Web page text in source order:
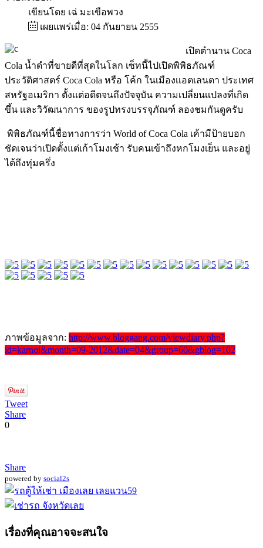
เขียนโดย เฉ่ มะเขือพวง
เผยแพร่เมื่อ: 04 กันยายน 2555
เปิดตำนาน Coca
Cola น้ำดำที่ขายดีที่สุดในโลก เซ็ทนี้ไปเปิดพิพิธภัณฑ์
ประวัติศาสตร์ Coca Cola หรือ โค้ก ในเมืองเเอตเลนตา ประเทศ
สหรัฐอเมริกา ตั้งเเต่อดีตจนถึงปัจจุบัน ความเปลี่ยนเเปลงที่เกิด
ขึ้น เเละวิวัฒนาการ ของรูปทรงบรรจุภัณฑ์ ลองชมกันดูครับ
พิพิธภัณฑ์นี้ชื่อทางการว่า World of Coca Cola เค้ามีป้ายบอก
ชัดเจนว่าเปิดตั้งแต่เก้าโมงเช้า รับคนเข้าถึงหกโมงเย็น และอยู่
ได้ถึงทุ่มครึ่ง
ภาพข้อมูลจาก: http://www.bloggang.com/viewdiary.php?
id=karnoi&month=09-2012&date=04&group=60&gblog=102
Tweet
Share
0
Share
powered by social2s
เรื่องที่คุณอาจจะสนใจ